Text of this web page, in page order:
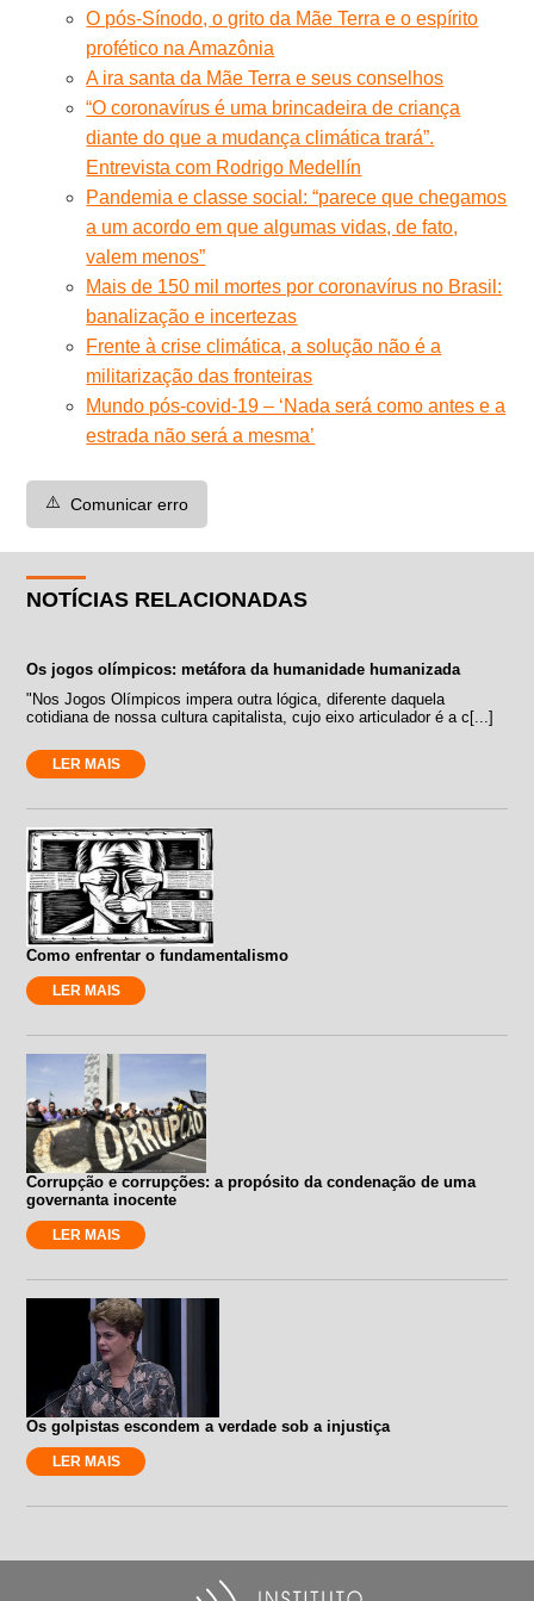
O pós-Sínodo, o grito da Mãe Terra e o espírito
profético na Amazônia
A ira santa da Mãe Terra e seus conselhos
“O coronavírus é uma brincadeira de criança
diante do que a mudança climática trará”.
Entrevista com Rodrigo Medellín
Pandemia e classe social: “parece que chegamos
a um acordo em que algumas vidas, de fato,
valem menos”
Mais de 150 mil mortes por coronavírus no Brasil:
banalização e incertezas
Frente à crise climática, a solução não é a
militarização das fronteiras
Mundo pós-covid-19 – ‘Nada será como antes e a
estrada não será a mesma’
⚠️ Comunicar erro
NOTÍCIAS RELACIONADAS
Os jogos olímpicos: metáfora da humanidade humanizada
"Nos Jogos Olímpicos impera outra lógica, diferente daquela
cotidiana de nossa cultura capitalista, cujo eixo articulador é a c[...]
LER MAIS
Como enfrentar o fundamentalismo
LER MAIS
Corrupção e corrupções: a propósito da condenação de uma
governanta inocente
LER MAIS
Os golpistas escondem a verdade sob a injustiça
LER MAIS